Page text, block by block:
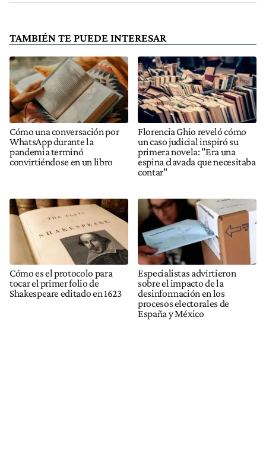
TAMBIÉN TE PUEDE INTERESAR
Cómo una conversación por
WhatsApp durante la
pandemia terminó
convirtiéndose en un libro
Florencia Ghio reveló cómo
un caso judicial inspiró su
primera novela: "Era una
espina clavada que necesitaba
contar"
Cómo es el protocolo para
tocar el primer folio de
Shakespeare editado en 1623
Especialistas advirtieron
sobre el impacto de la
desinformación en los
procesos electorales de
España y México